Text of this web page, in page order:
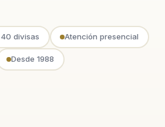
divisas Atención presencial
Desde 1988